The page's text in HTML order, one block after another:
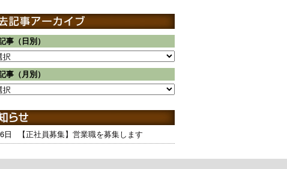
事（日別）
事（月別）
日 【正社員募集】営業職を募集します